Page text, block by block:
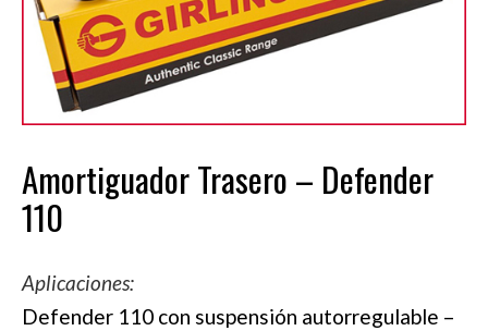
Amortiguador Trasero – Defender
110
Aplicaciones:
Defender 110 con suspensión autorregulable –